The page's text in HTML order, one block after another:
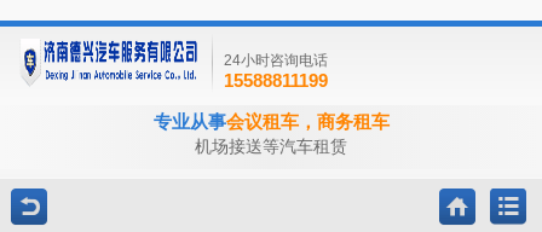
24小时咨询电话
15588811199
专业从事会议租车，商务租车
机场接送等汽车租赁